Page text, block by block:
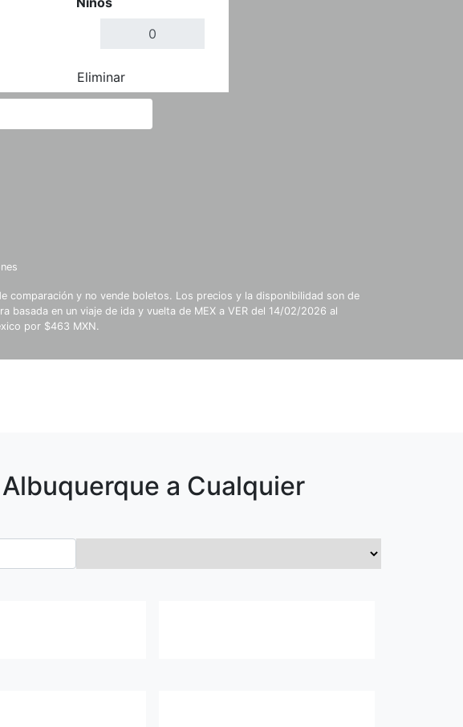
Eliminar
comparación y no vende boletos. Los precios y la disponibilidad son de
en un viaje de ida y vuelta de MEX a VER del 14/02/2026 al
por $463 MXN.
Albuquerque a Cualquier